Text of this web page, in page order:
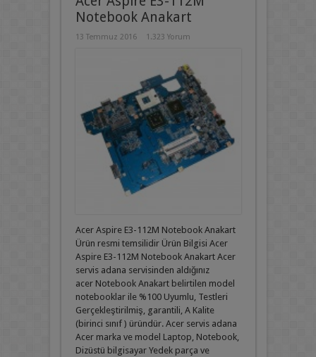
Notebook Anakart
13 Temmuz 2016 1.323 Yorum
Acer Aspire E3-112M Notebook Anakart
Ürün resmi temsilidir Ürün Bilgisi Acer
Aspire E3-112M Notebook Anakart Acer
servis adana servisinden aldığınız
acer Notebook Anakart belirtilen model
notebooklar ile %100 Uyumlu, Testleri
Gerçekleştirilmiş, garantili, A Kalite
(birinci sınıf ) üründür. Acer servis adana
Acer marka ve model Laptop, Notebook,
Dizüstü bilgisayar Yedek parça ve